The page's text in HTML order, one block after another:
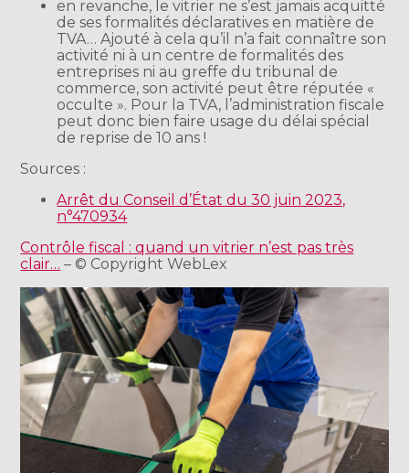
en revanche, le vitrier ne s’est jamais acquitté
de ses formalités déclaratives en matière de
TVA… Ajouté à cela qu’il n’a fait connaître son
activité ni à un centre de formalités des
entreprises ni au greffe du tribunal de
commerce, son activité peut être réputée «
occulte ». Pour la TVA, l’administration fiscale
peut donc bien faire usage du délai spécial
de reprise de 10 ans !
Sources :
Arrêt du Conseil d’État du 30 juin 2023,
n°470934
Contrôle fiscal : quand un vitrier n’est pas très
clair… – © Copyright WebLex